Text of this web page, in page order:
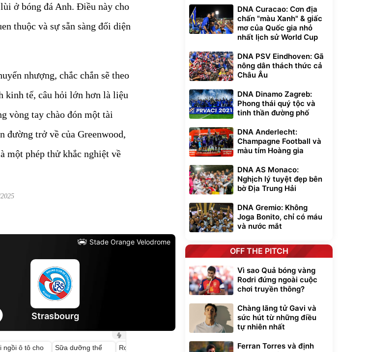
ở bóng đá Anh. Điều này cho
thuộc và sự sẵn sàng đối diện
nhượng, chắc chắn sẽ theo
kinh tế, câu hỏi lớn hơn là liệu
vòng tay chào đón một tài
đường trở về của Greenwood,
một phép thử khắc nghiệt về
Stade Orange Velodrome
Strasbourg
ngồi ô tô cho
-27%
Sữa dưỡng thể
Robot Hút Bụi Lau
Vali Bamozo
DNA Curacao: Cơn địa
chấn "màu Xanh" & giấc
mơ của Quốc gia nhỏ
nhất lịch sử World Cup
DNA PSV Eindhoven: Gã
nông dân thách thức cả
Châu Âu
DNA Dinamo Zagreb:
Phong thái quý tộc và
tinh thần đường phố
DNA Anderlecht:
Champagne Football và
màu tím Hoàng gia
DNA AS Monaco:
Nghịch lý tuyệt đẹp bên
bờ Địa Trung Hải
DNA Gremio: Không
Joga Bonito, chỉ có máu
và nước mắt
OFF THE PITCH
Vì sao Quả bóng vàng
Rodri đứng ngoài cuộc
chơi truyền thông?
Chàng lãng tử Gavi và
sức hút từ những điều
tự nhiên nhất
Ferran Torres và định